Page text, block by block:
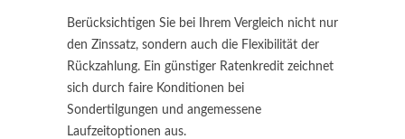
Berücksichtigen Sie bei Ihrem Vergleich nicht nur
den Zinssatz, sondern auch die Flexibilität der
Rückzahlung. Ein günstiger Ratenkredit zeichnet
sich durch faire Konditionen bei
Sondertilgungen und angemessene
Laufzeitoptionen aus.